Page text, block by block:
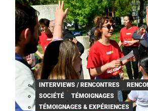
INTERVIEWS / RENCONTRES
SOCIÉTÉ
TÉMOIGNAGES
TÉMOIGNAGES & EXPÉRIENCES